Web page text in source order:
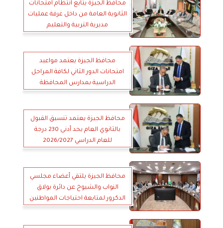
محافظ الجيزة يتابع انتظام امتحانات
الثانوية العامة من داخل غرفة عمليات
مديرية التربية والتعليم
محافظ الجيزة يعتمد مواعيد
امتحانات الدور الثاني لكافة المراحل
الدراسية بمدارس المحافظة
محافظ الجيزة يعتمد تنسيق القبول
بالثانوي العام بحد أدنى 230 درجة
للعام الدراسي 2026/2027
محافظ الجيزة يلتقي أعضاء مجلسي
النواب والشيوخ عن دائرة بولاق
الدكرور لمتابعة احتياجات المواطنين